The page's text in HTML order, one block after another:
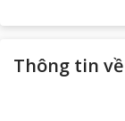
Thông tin về